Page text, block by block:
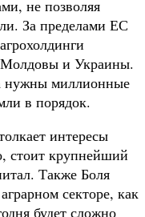
не позволяя
За пределами ЕС
Молдовы и Украины.
нужны миллионные
в порядок.
интересы
стоит крупнейший
Также Боля
секторе, как
будет сложно